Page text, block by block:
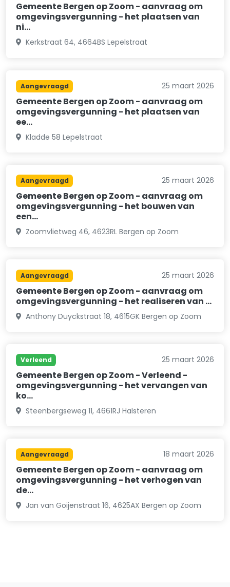
Gemeente Bergen op Zoom - aanvraag om
omgevingsvergunning - het plaatsen van
ni…
Kerkstraat 64, 4664BS Lepelstraat
Aangevraagd 25 maart 2026
Gemeente Bergen op Zoom - aanvraag om
omgevingsvergunning - het plaatsen van
ee…
Kladde 58 Lepelstraat
Aangevraagd 25 maart 2026
Gemeente Bergen op Zoom - aanvraag om
omgevingsvergunning - het bouwen van
een…
Zoomvlietweg 46, 4623RL Bergen op Zoom
Aangevraagd 25 maart 2026
Gemeente Bergen op Zoom - aanvraag om
omgevingsvergunning - het realiseren van …
Anthony Duyckstraat 18, 4615GK Bergen op Zoom
Verleend 25 maart 2026
Gemeente Bergen op Zoom - Verleend -
omgevingsvergunning - het vervangen van
ko…
Steenbergseweg 11, 4661RJ Halsteren
Aangevraagd 18 maart 2026
Gemeente Bergen op Zoom - aanvraag om
omgevingsvergunning - het verhogen van
de…
Jan van Goijenstraat 16, 4625AX Bergen op Zoom